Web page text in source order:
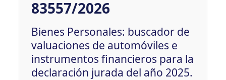
83557/2026
Bienes Personales: buscador de
valuaciones de automóviles e
instrumentos financieros para la
declaración jurada del año 2025.